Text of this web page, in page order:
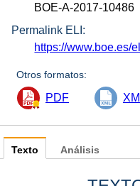
BOE-A-2017-10486
Permalink ELI:
https://www.boe.es/
Otros formatos:
PDF
Texto Análisis